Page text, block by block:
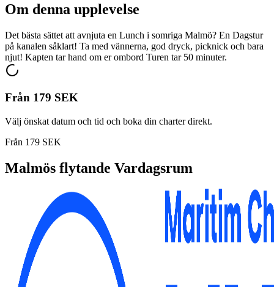
Om denna upplevelse
Det bästa sättet att avnjuta en Lunch i somriga Malmö? En Dagstur
på kanalen såklart! Ta med vännerna, god dryck, picknick och bara
njut! Kapten tar hand om er ombord Turen tar 50 minuter.
Från 179 SEK
Välj önskat datum och tid och boka din charter direkt.
Från 179 SEK
Malmös flytande Vardagsrum